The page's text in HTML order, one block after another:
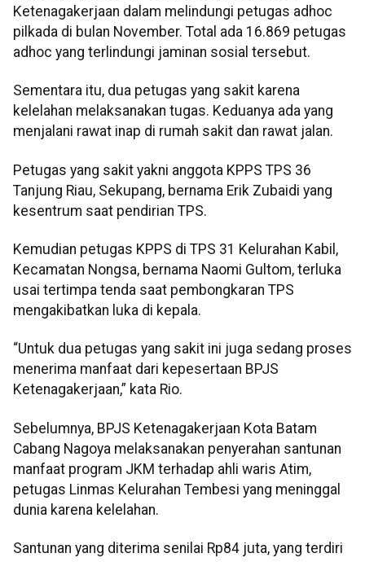
Ketenagakerjaan dalam melindungi petugas adhoc
pilkada di bulan November. Total ada 16.869 petugas
adhoc yang terlindungi jaminan sosial tersebut.
Sementara itu, dua petugas yang sakit karena
kelelahan melaksanakan tugas. Keduanya ada yang
menjalani rawat inap di rumah sakit dan rawat jalan.
Petugas yang sakit yakni anggota KPPS TPS 36
Tanjung Riau, Sekupang, bernama Erik Zubaidi yang
kesentrum saat pendirian TPS.
Kemudian petugas KPPS di TPS 31 Kelurahan Kabil,
Kecamatan Nongsa, bernama Naomi Gultom, terluka
usai tertimpa tenda saat pembongkaran TPS
mengakibatkan luka di kepala.
“Untuk dua petugas yang sakit ini juga sedang proses
menerima manfaat dari kepesertaan BPJS
Ketenagakerjaan,” kata Rio.
Sebelumnya, BPJS Ketenagakerjaan Kota Batam
Cabang Nagoya melaksanakan penyerahan santunan
manfaat program JKM terhadap ahli waris Atim,
petugas Linmas Kelurahan Tembesi yang meninggal
dunia karena kelelahan.
Santunan yang diterima senilai Rp84 juta, yang terdiri